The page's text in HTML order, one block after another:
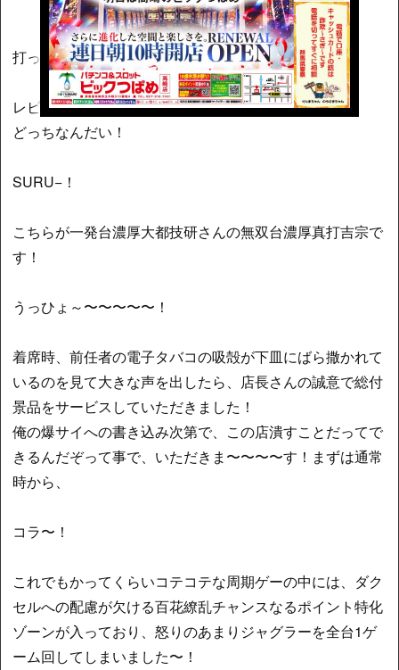
打ったことがない台をレビューしていいものか……。
レビューするのかい。しないのかい。
どっちなんだい！
SURU−！
こちらが一発台濃厚大都技研さんの無双台濃厚真打吉宗で
す！
うっひょ～〜〜〜〜〜！
着席時、前任者の電子タバコの吸殻が下皿にばら撒かれて
いるのを見て大きな声を出したら、店長さんの誠意で総付
景品をサービスしていただきました！
俺の爆サイへの書き込み次第で、この店潰すことだってで
きるんだぞって事で、いただきま〜〜〜〜す！まずは通常
時から、
コラ〜！
これでもかってくらいコテコテな周期ゲーの中には、ダク
セルへの配慮が欠ける百花繚乱チャンスなるポイント特化
ゾーンが入っており、怒りのあまりジャグラーを全台1ゲ
ーム回してしまいました〜！